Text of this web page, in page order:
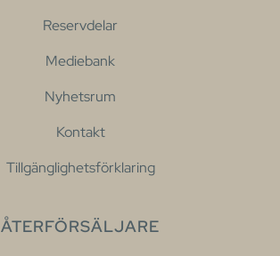
Reservdelar
Mediebank
Nyhetsrum
Kontakt
Tillgänglighetsförklaring
ÅTERFÖRSÄLJARE